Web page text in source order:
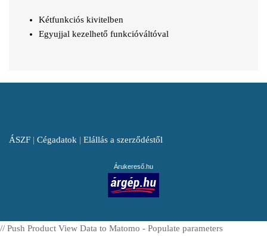
Kétfunkciós kivitelben
Egyujjal kezelhető funkcióváltóval
ÁSZF | Cégadatok | Elállás a szerződéstől
Árukereső.hu
// Push Product View Data to Matomo - Populate parameters